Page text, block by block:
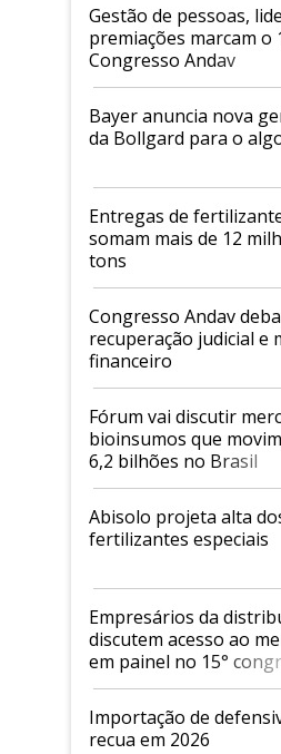
Gestão de pessoas,
premiações marcam o
Congresso Andav
Bayer anuncia nova
da Bollgard para o
Entregas de
somam mais de 12
tons
Congresso Andav
recuperação judicial e
financeiro
Fórum vai discutir
bioinsumos que
6,2 bilhões no Brasil
Abisolo projeta alta
fertilizantes especiais
Empresários da
discutem acesso ao
em painel no 15°
Andav
Importação de
recua em 2026